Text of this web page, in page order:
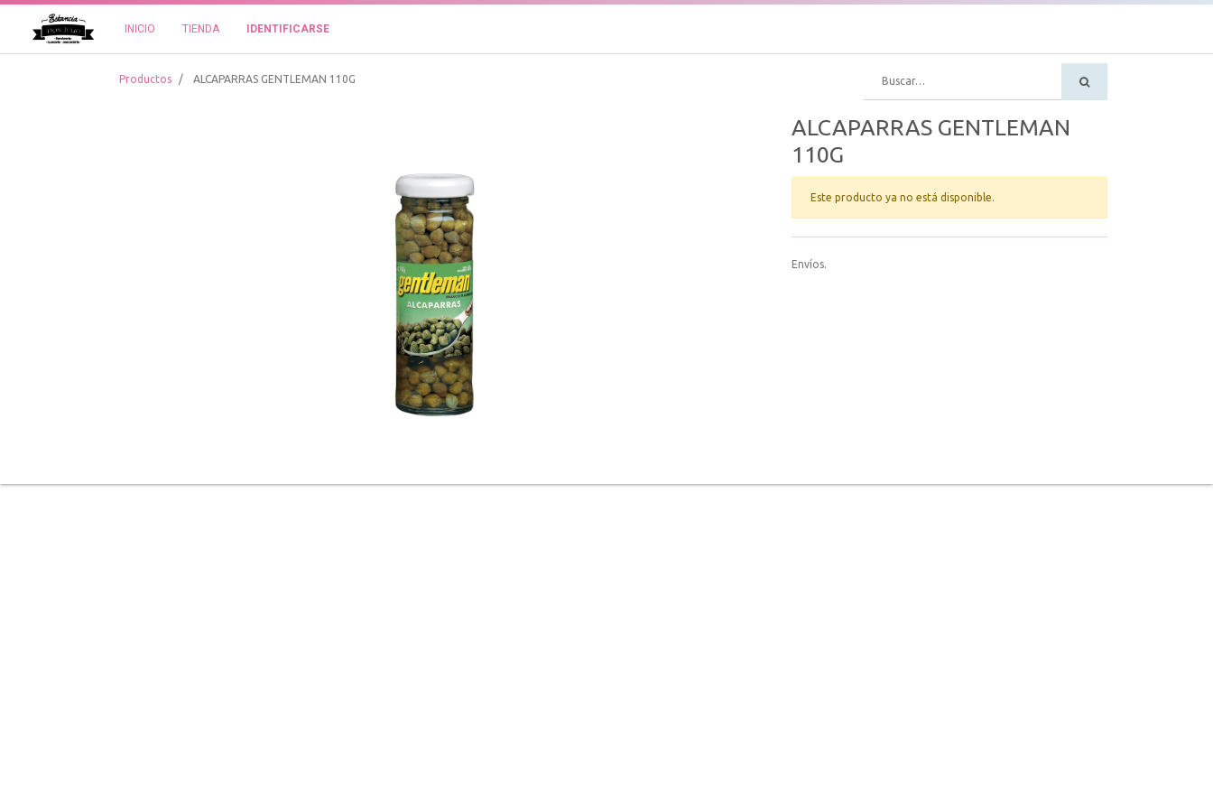
INICIO TIENDA IDENTIFICARSE
Productos ALCAPARRAS GENTLEMAN 110G
ALCAPARRAS GENTLEMAN
110G
Este producto ya no está disponible.
Envíos.